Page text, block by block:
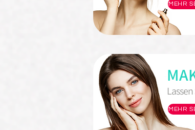
MEHR
MEHR